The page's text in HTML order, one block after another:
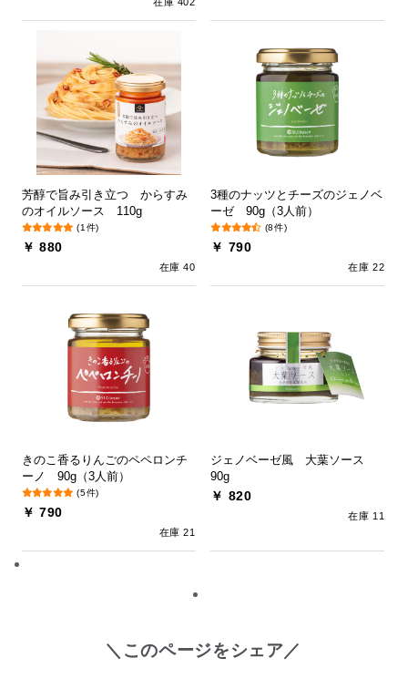
在庫 402
芳醇で旨み引き立つ からすみ
のオイルソース 110g
(1件)
￥ 880
在庫 40
3種のナッツとチーズのジェノベ
ーゼ 90g（3人前）
(8件)
￥ 790
在庫 22
きのこ香るりんごのペペロンチ
ーノ 90g（3人前）
(5件)
￥ 790
在庫 21
ジェノベーゼ風 大葉ソース
90g
￥ 820
在庫 11
＼このページをシェア／